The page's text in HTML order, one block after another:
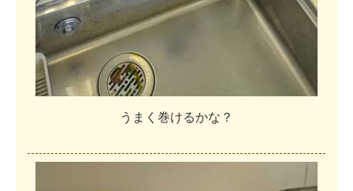
う ま く 巻けるかな ？